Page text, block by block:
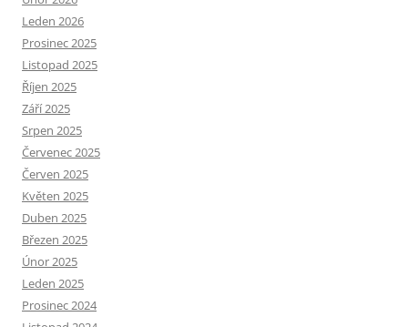
Leden 2026
Prosinec 2025
Listopad 2025
Říjen 2025
Září 2025
Srpen 2025
Červenec 2025
Červen 2025
Květen 2025
Duben 2025
Březen 2025
Únor 2025
Leden 2025
Prosinec 2024